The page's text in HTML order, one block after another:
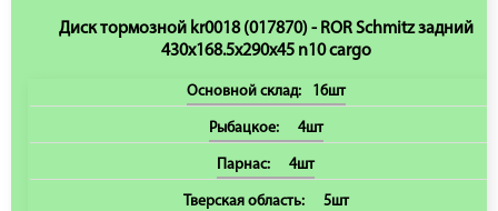
Диск тормозной kr0018 (017870) - ROR Schmitz задний
430x168.5x290x45 n10 cargo
Основной склад: 16шт
Рыбацкое: 4шт
Парнас: 4шт
Тверская область: 5шт